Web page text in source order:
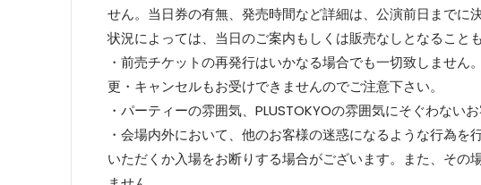
せん。当日券の有無、発売時間など詳細は、公演前日までに
状況によっては、当日のご案内もしくは販売なしとなること
・前売チケットの再発行はいかなる場合でも一切致しませ
更・キャンセルもお受けできませんのでご注意下さい。
・パーティーの雰囲気、PLUSTOKYOの雰囲気にそぐわない
・会場内外において、他のお客様の迷惑になるような行為
いただくか入場をお断りする場合がございます。また、そ